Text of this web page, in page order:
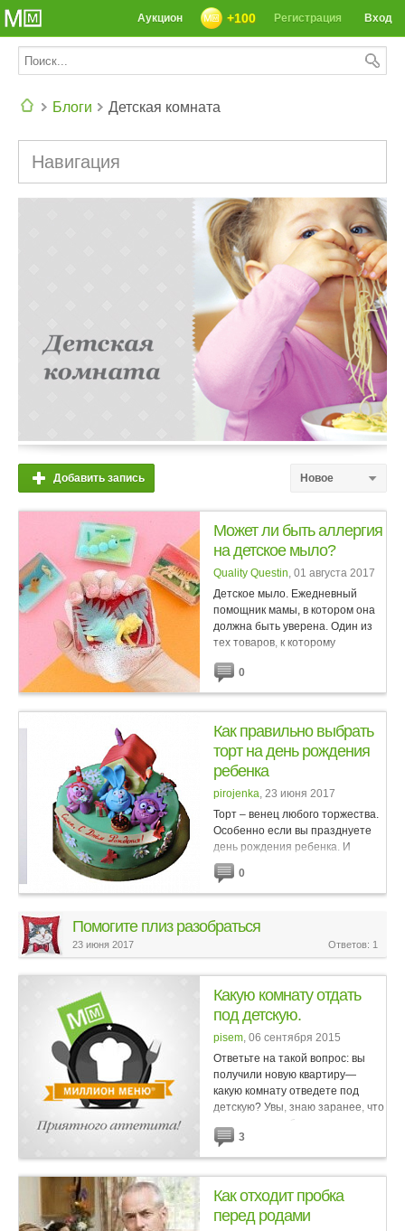
СЕГОДНЯ: 39142 РЕЦЕПТА
Вход
Регистрация
+100
Аукцион
Блоги Детская комната
Навигация
Новое
Добавить запись
Может ли быть аллергия
на детское мыло?
Quality Questin, 01 августа 2017
Детское мыло. Ежедневный
помощник мамы, в котором она
должна быть уверена. Один из
тех товаров, к которому
требования, а процессу
изготовления уделяется особо
0
Как правильно выбрать
торт на день рождения
ребенка
pirojenka, 23 июня 2017
Торт – венец любого торжества.
Особенно если вы празднуете
день рождения ребенка. И
подбирать главный десерт для
подобного мероприятия нужно
следуя особым правилам и
0
Помогите плиз разобраться
23 июня 2017 Ответов: 1
Какую комнату отдать
под детскую.
pisem, 06 сентября 2015
Ответьте на такой вопрос: вы
получили новую квартиру—
какую комнату отведете под
детскую? Увы, знаю заранее, что
подавляющее большинство
ответов будет одинаково:
маленькую комнату, площадью...
3
Как отходит пробка
перед родами